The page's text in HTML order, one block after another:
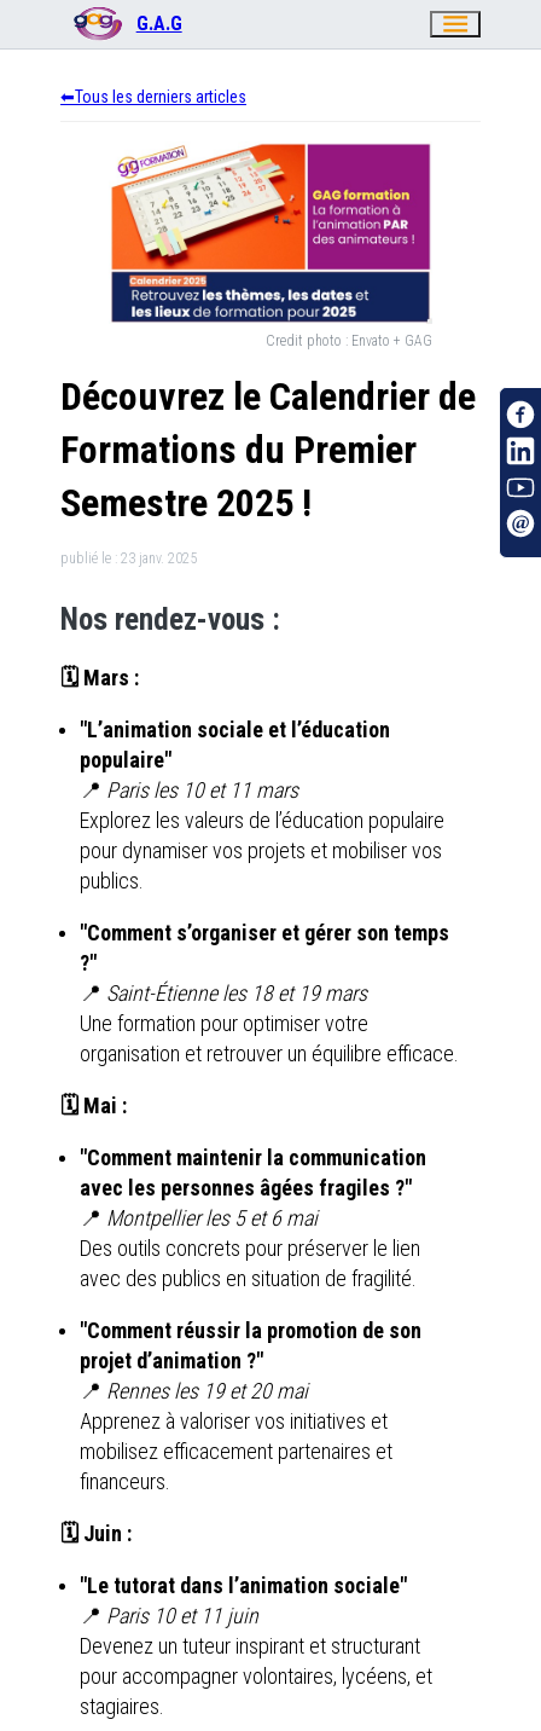
G.A.G menu
Tous les derniers articles
Credit photo : Envato + GAG
Découvrez le Calendrier de
Formations du Premier
Semestre 2025 !
publié le : 23 janv. 2025
Nos rendez-vous :
🗓️ Mars :
"L’animation sociale et l’éducation
populaire"
📍 Paris les 10 et 11 mars
Explorez les valeurs de l’éducation populaire
pour dynamiser vos projets et mobiliser vos
publics.
"Comment s’organiser et gérer son temps
?"
📍 Saint-Étienne les 18 et 19 mars
Une formation pour optimiser votre
organisation et retrouver un équilibre efficace.
🗓️ Mai :
"Comment maintenir la communication
avec les personnes âgées fragiles ?"
📍 Montpellier les 5 et 6 mai
Des outils concrets pour préserver le lien
avec des publics en situation de fragilité.
"Comment réussir la promotion de son
projet d’animation ?"
📍 Rennes les 19 et 20 mai
Apprenez à valoriser vos initiatives et
mobilisez efficacement partenaires et
financeurs.
🗓️ Juin :
"Le tutorat dans l’animation sociale"
📍 Paris 10 et 11 juin
Devenez un tuteur inspirant et structurant
pour accompagner volontaires, lycéens, et
stagiaires.